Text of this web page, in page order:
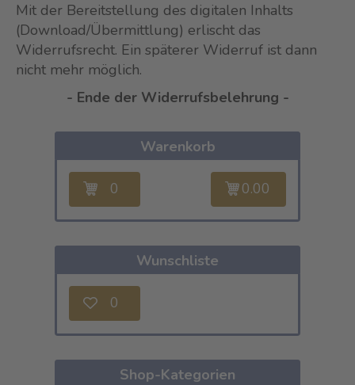
Mit der Bereitstellung des digitalen Inhalts
(Download/Übermittlung) erlischt das
Widerrufsrecht. Ein späterer Widerruf ist dann
nicht mehr möglich.
- Ende der Widerrufsbelehrung -
Warenkorb
0 0.00
Wunschliste
0
Shop-Kategorien